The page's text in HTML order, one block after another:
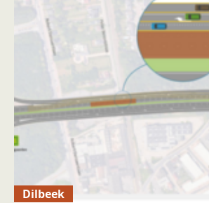
Dilbeek